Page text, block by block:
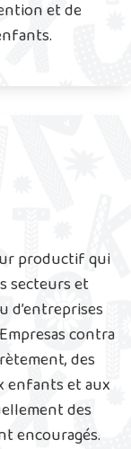
et de
productif qui
secteurs et
d’entreprises
contra
des
enfants et aux
des
encouragés.